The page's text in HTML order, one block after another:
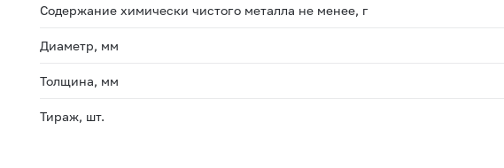
Содержание химически чистого металла не менее, г
Диаметр, мм
Толщина, мм
Тираж, шт.